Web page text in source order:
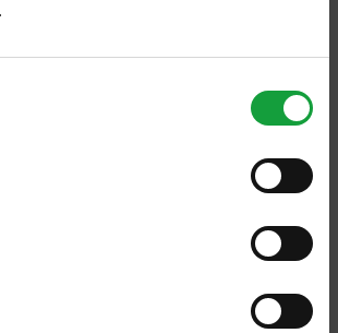
ALLA NEWSLETTER
su tutte le ultime novita nel campo